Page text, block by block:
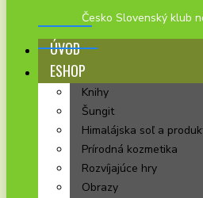
Česko Slovenský klub
ÚVOD
ESHOP
Knihy
Šungit
Himalájska soľ a
Prírodná kozmetika
Rozvíjajúce hry
Obrazy